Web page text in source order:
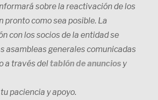
sobre la reactivación de los
pronto como sea posible. La
con los socios de la entidad se
asambleas generales comunicadas
a través del tablón de anuncios y
paciencia y apoyo.